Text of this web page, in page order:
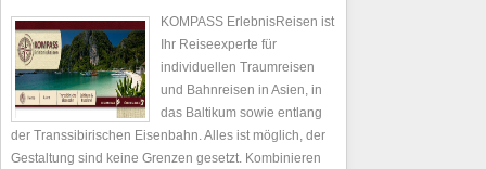
KOMPASS ErlebnisReisen ist
Ihr Reiseexperte für
individuellen Traumreisen
und Bahnreisen in Asien, in
das Baltikum sowie entlang
der Transsibirischen Eisenbahn. Alles ist möglich, der
Gestaltung sind keine Grenzen gesetzt. Kombinieren